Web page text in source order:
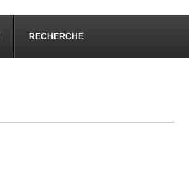
RECHERCHE